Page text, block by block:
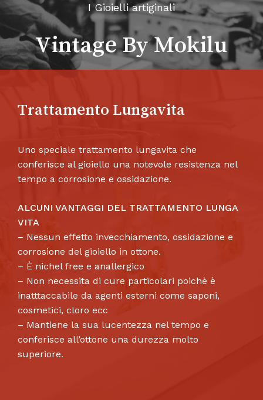
I Gioielli artiginali
Vintage By Mokilu
Trattamento Lungavita
Uno speciale trattamento lungavita che
conferisce al gioiello una notevole resistenza nel
tempo a corrosione e ossidazione.
ALCUNI VANTAGGI DEL TRATTAMENTO LUNGA
VITA
– Nessun effetto invecchiamento, ossidazione e
corrosione del gioiello in ottone.
– È nichel free e anallergico
– Non necessita di cure particolari poichè è
inatttaccabile da agenti esterni come saponi,
cosmetici, cloro ecc
– Mantiene la sua lucentezza nel tempo e
conferisce all’ottone una durezza molto
superiore.